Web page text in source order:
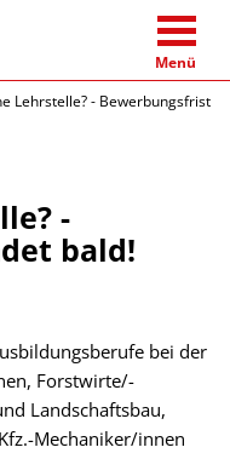
Menü
Lehrstelle? - Bewerbungsfrist
-
bald!
bei der
Forstwirte/-
Landschaftsbau,
Mechaniker/innen